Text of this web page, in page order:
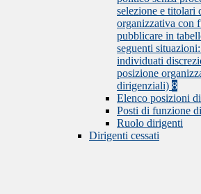
selezione e titolari
organizzativa con
pubblicare in
seguenti
individuati
posizione
dirigenziali) 8
Elenco posizioni
Posti di funzione
Ruolo dirigenti
Dirigenti cessati